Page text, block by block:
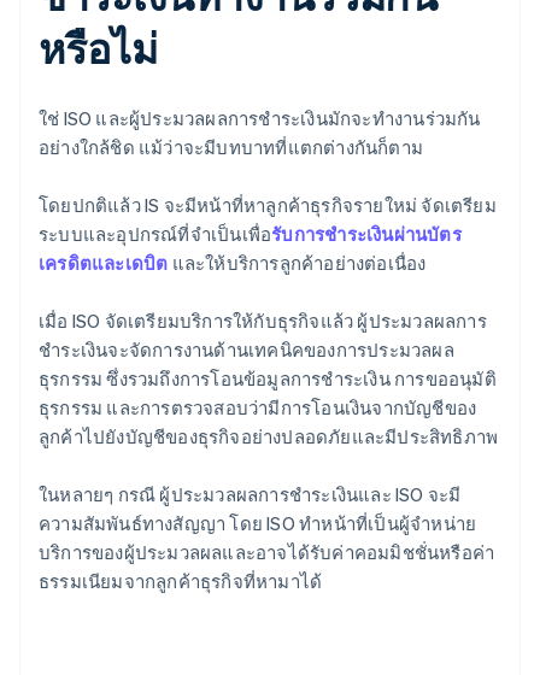
หรือไม่
ใช่ ISO และผู้ประมวลผลการชําระเงินมักจะทํางานร่วมกัน
อย่างใกล้ชิด แม้ว่าจะมีบทบาทที่แตกต่างกันก็ตาม
โดยปกติแล้ว IS จะมีหน้าที่หาลูกค้าธุรกิจรายใหม่ จัดเตรียม
ระบบและอุปกรณ์ที่จําเป็นเพื่อรับการชําระเงินผ่านบัตร
เครดิตและเดบิต และให้บริการลูกค้าอย่างต่อเนื่อง
เมื่อ ISO จัดเตรียมบริการให้กับธุรกิจแล้ว ผู้ประมวลผลการ
ชําระเงินจะจัดการงานด้านเทคนิคของการประมวลผล
ธุรกรรม ซึ่งรวมถึงการโอนข้อมูลการชําระเงิน การขออนุมัติ
ธุรกรรม และการตรวจสอบว่ามีการโอนเงินจากบัญชีของ
ลูกค้าไปยังบัญชีของธุรกิจอย่างปลอดภัยและมีประสิทธิภาพ
ในหลายๆ กรณี ผู้ประมวลผลการชําระเงินและ ISO จะมี
ความสัมพันธ์ทางสัญญา โดย ISO ทําหน้าที่เป็นผู้จําหน่าย
บริการของผู้ประมวลผลและอาจได้รับค่าคอมมิชชั่นหรือค่า
ธรรมเนียมจากลูกค้าธุรกิจที่หามาได้